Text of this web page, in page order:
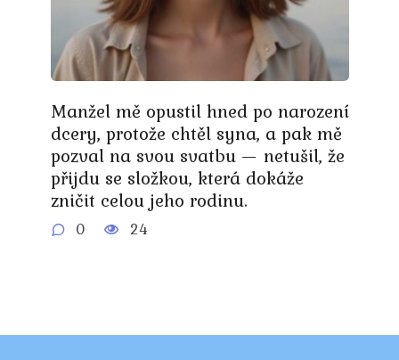
Manžel mě opustil hned po narození
dcery, protože chtěl syna, a pak mě
pozval na svou svatbu — netušil, že
přijdu se složkou, která dokáže
zničit celou jeho rodinu.
0 24